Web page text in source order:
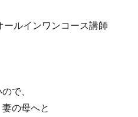
ールインワンコース講師
で、
の母へと